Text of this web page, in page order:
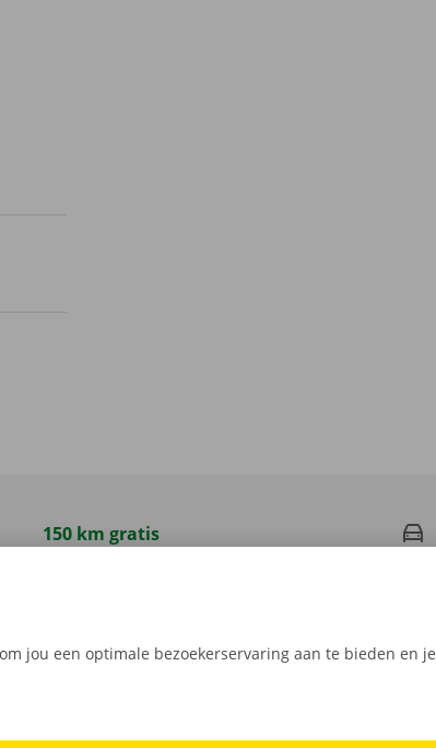
150 km gratis
jou een optimale bezoekerservaring aan te bieden en je